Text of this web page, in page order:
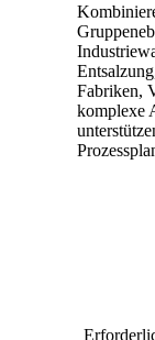
Fabriken,
komplexe